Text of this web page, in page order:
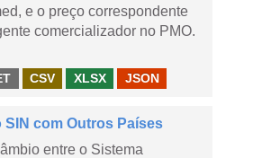
e o preço correspondente
comercializador no PMO.
CSV XLSX JSON
SIN com Outros Países
entre o Sistema